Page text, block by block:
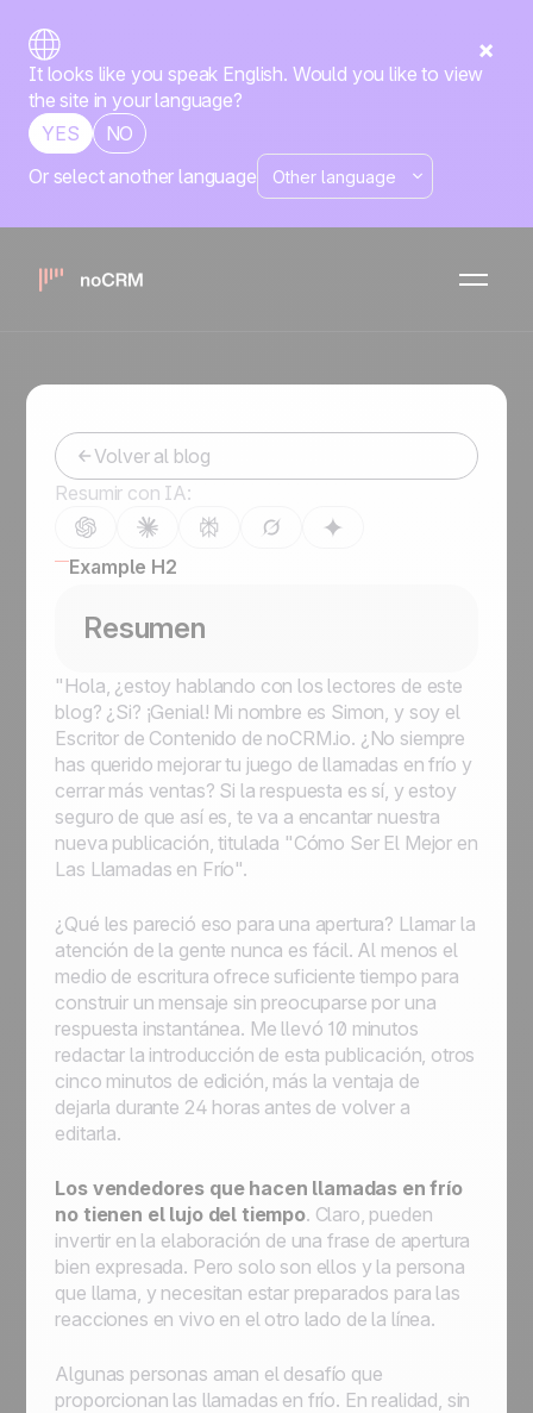
It looks like you speak English. Would you like to view
the site in your language?
YES
NO
Or select another language
Llamadas en Frío: Cómo Ser
el Mejor y Romper con el
Estereotipo de Ventas
Volver al blog
Resumir con IA:
Example H2
Resumen
"Hola, ¿estoy hablando con los lectores de este
blog? ¿Si? ¡Genial! Mi nombre es Simon, y soy el
Escritor de Contenido de noCRM.io. ¿No siempre
has querido mejorar tu juego de llamadas en frío y
cerrar más ventas? Si la respuesta es sí, y estoy
seguro de que así es, te va a encantar nuestra
nueva publicación, titulada "Cómo Ser El Mejor en
Las Llamadas en Frío".
¿Qué les pareció eso para una apertura? Llamar la
atención de la gente nunca es fácil. Al menos el
medio de escritura ofrece suficiente tiempo para
construir un mensaje sin preocuparse por una
respuesta instantánea. Me llevó 10 minutos
redactar la introducción de esta publicación, otros
cinco minutos de edición, más la ventaja de
dejarla durante 24 horas antes de volver a
editarla.
Los vendedores que hacen llamadas en frío
no tienen el lujo del tiempo. Claro, pueden
invertir en la elaboración de una frase de apertura
bien expresada. Pero solo son ellos y la persona
que llama, y necesitan estar preparados para las
reacciones en vivo en el otro lado de la línea.
Algunas personas aman el desafío que
proporcionan las llamadas en frío. En realidad, sin